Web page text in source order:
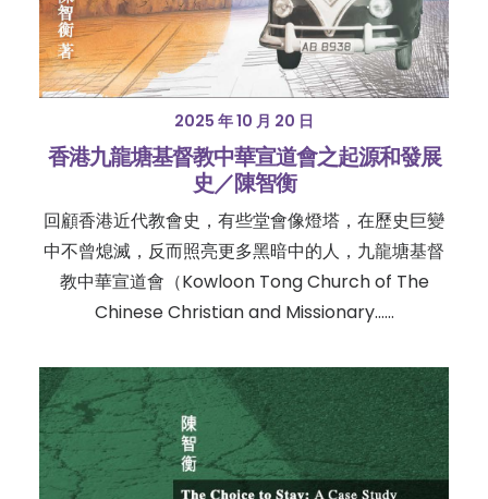
2025 年 10 月 20 日
香港九龍塘基督教中華宣道會之起源和發展
史／陳智衡
回顧香港近代教會史，有些堂會像燈塔，在歷史巨變
中不曾熄滅，反而照亮更多黑暗中的人，九龍塘基督
教中華宣道會（Kowloon Tong Church of The
Chinese Christian and Missionary……